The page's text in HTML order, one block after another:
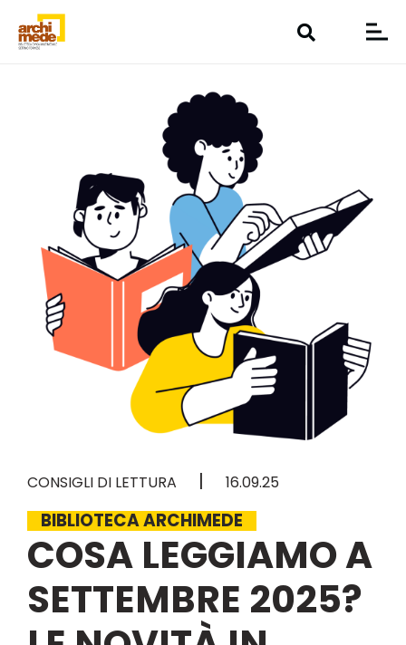
CONSIGLI DI LETTURA | 16.09.25
BIBLIOTECA ARCHIMEDE
COSA LEGGIAMO A
SETTEMBRE 2025?